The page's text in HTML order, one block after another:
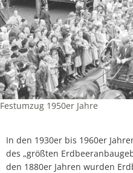
Festumzug 1950er Jahre
In den 1930er bis 1960er
des „größten
den 1880er Jahren wurden